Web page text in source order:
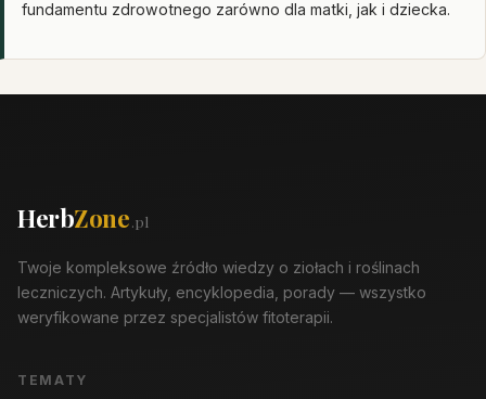
fundamentu zdrowotnego zarówno dla matki, jak i dziecka.
HerbZone.pl
Twoje kompleksowe źródło wiedzy o ziołach i roślinach
leczniczych. Artykuły, encyklopedia, porady — wszystko
weryfikowane przez specjalistów fitoterapii.
TEMATY